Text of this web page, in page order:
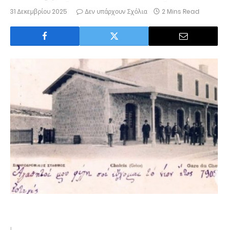
31 Δεκεμβρίου 2025 Δεν υπάρχουν Σχόλια 2 Mins Read